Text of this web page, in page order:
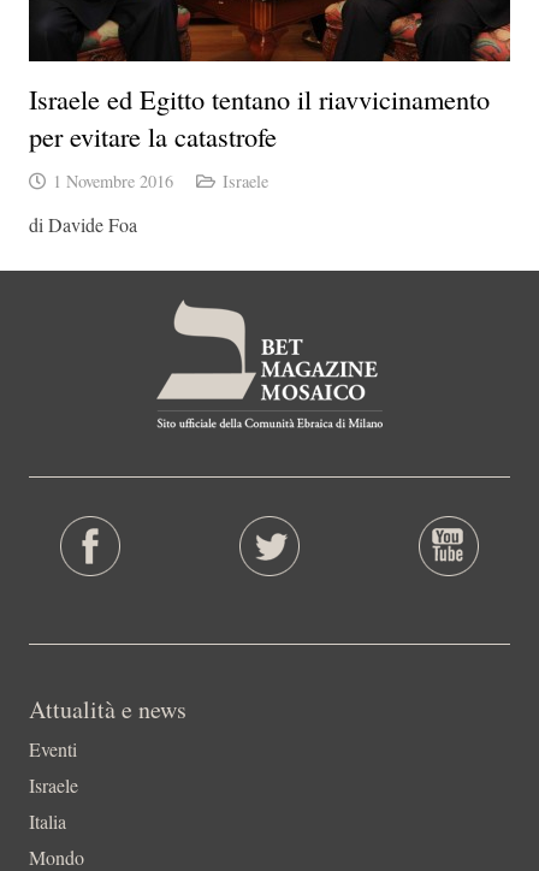
Israele ed Egitto tentano il riavvicinamento
per evitare la catastrofe
1 Novembre 2016 Israele
di Davide Foa
Attualità e news
Eventi
Israele
Italia
Mondo